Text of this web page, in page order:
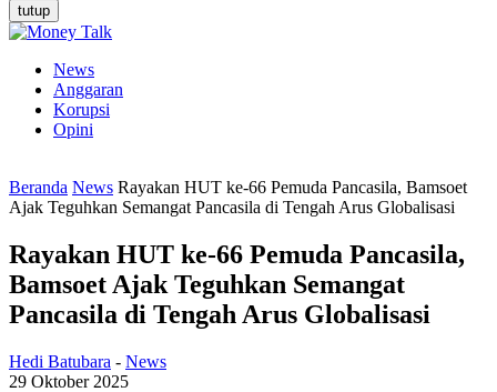
tutup
News
Anggaran
Korupsi
Opini
Beranda News Rayakan HUT ke-66 Pemuda Pancasila, Bamsoet
Ajak Teguhkan Semangat Pancasila di Tengah Arus Globalisasi
Rayakan HUT ke-66 Pemuda Pancasila,
Bamsoet Ajak Teguhkan Semangat
Pancasila di Tengah Arus Globalisasi
Hedi Batubara - News
29 Oktober 2025